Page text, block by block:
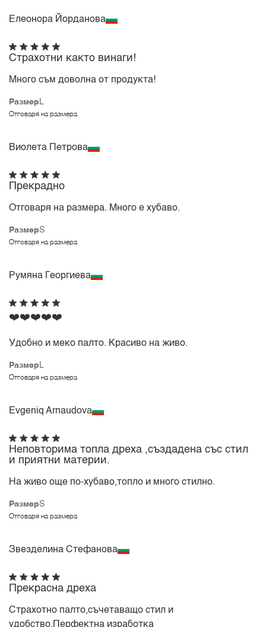
Елеонора Йорданова
Размер L
Отговаря на размера
Страхотни както винаги!
Много съм доволна от продукта!
Виолета Петрова
РазмерS
Отговаря на размера
Прекрадно
Отговаря на размера. Много е хубаво.
Румяна Георгиева
Размер L
Отговаря на размера
❤️❤️❤️❤️❤️
Удобно и меко палто. Красиво на живо.
Evgeniq Arnaudova
РазмерS
Отговаря на размера
Неповторима топла дреха ,създадена със стил
и приятни материи.
На живо още по-хубаво,топло и много стилно.
Звезделина Стефанова
Прекрасна дреха
Страхотно палто,съчетаващо стил и
удобство.Перфектна изработка